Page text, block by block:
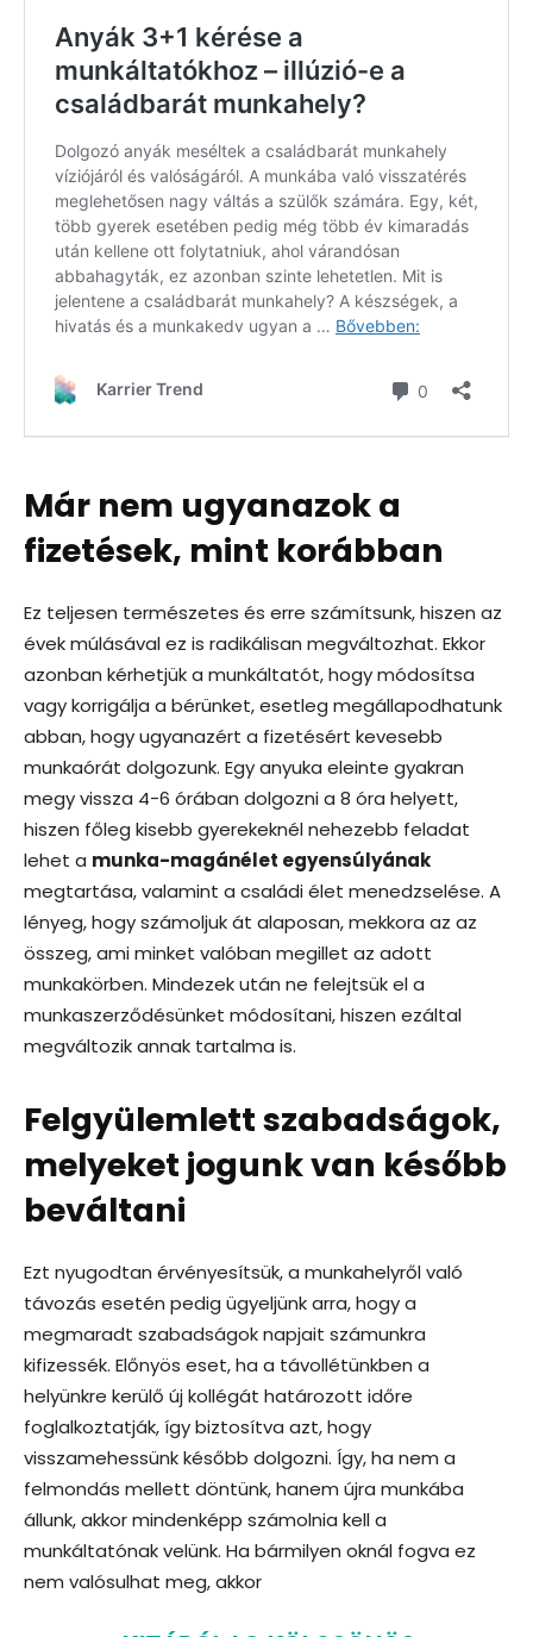
Már nem ugyanazok a
fizetések, mint korábban
Ez teljesen természetes és erre számítsunk, hiszen az
évek múlásával ez is radikálisan megváltozhat. Ekkor
azonban kérhetjük a munkáltatót, hogy módosítsa
vagy korrigálja a bérünket, esetleg megállapodhatunk
abban, hogy ugyanazért a fizetésért kevesebb
munkaórát dolgozunk. Egy anyuka eleinte gyakran
megy vissza 4-6 órában dolgozni a 8 óra helyett,
hiszen főleg kisebb gyerekeknél nehezebb feladat
lehet a munka-magánélet egyensúlyának
megtartása, valamint a családi élet menedzselése. A
lényeg, hogy számoljuk át alaposan, mekkora az az
összeg, ami minket valóban megillet az adott
munkakörben. Mindezek után ne felejtsük el a
munkaszerződésünket módosítani, hiszen ezáltal
megváltozik annak tartalma is.
Felgyülemlett szabadságok,
melyeket jogunk van később
beváltani
Ezt nyugodtan érvényesítsük, a munkahelyről való
távozás esetén pedig ügyeljünk arra, hogy a
megmaradt szabadságok napjait számunkra
kifizessék. Előnyös eset, ha a távollétünkben a
helyünkre kerülő új kollégát határozott időre
foglalkoztatják, így biztosítva azt, hogy
visszamehessünk később dolgozni. Így, ha nem a
felmondás mellett döntünk, hanem újra munkába
állunk, akkor mindenképp számolnia kell a
munkáltatónak velünk. Ha bármilyen oknál fogva ez
nem valósulhat meg, akkor